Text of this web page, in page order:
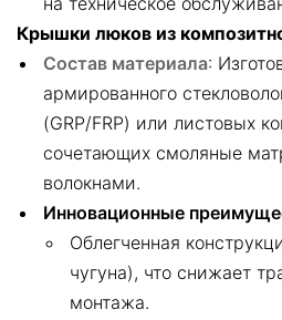
Крышки люков из
Состав материала:
армированного
(GRP/FRP) или листовых
сочетающих смоляные
волокнами.
Инновационные
Облегченная
чугуна), что снижает
монтажа.